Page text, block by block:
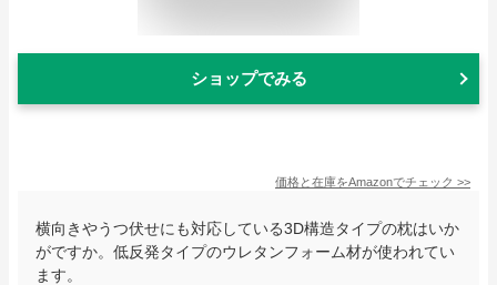
ショップでみる
価格と在庫をAmazonでチェック >>
横向きやうつ伏せにも対応している3D構造タイプの枕はいか
がですか。低反発タイプのウレタンフォーム材が使われてい
ます。